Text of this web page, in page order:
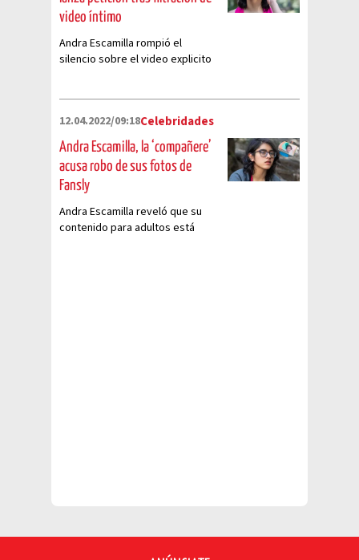
video íntimo
Andra Escamilla rompió el
silencio sobre el video explicito
12.04.2022/09:18Celebridades
Andra Escamilla, la ‘compañere’
acusa robo de sus fotos de
Fansly
Andra Escamilla reveló que su
contenido para adultos está